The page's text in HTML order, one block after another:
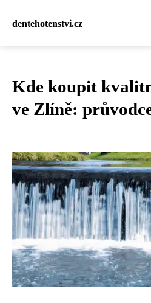
dentehotenstvi.cz
Kde koupit
ve Zlíně: